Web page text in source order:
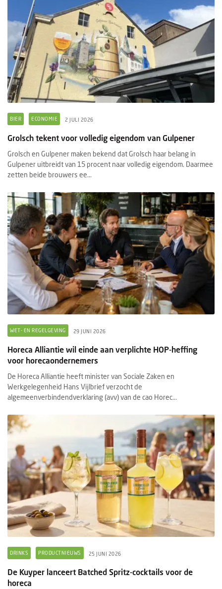
BIER ECONOMIE 2 JULI 2026
Grolsch tekent voor volledig eigendom van Gulpener
Grolsch en Gulpener maken bekend dat Grolsch haar belang in
Gulpener uitbreidt van 15 procent naar volledig eigendom. Daarmee
zetten beide brouwers ee...
WET- EN REGELGEVING 29 JUNI 2026
Horeca Alliantie wil einde aan verplichte HOP-heffing
voor horecaondernemers
De Horeca Alliantie heeft minister van Sociale Zaken en
Werkgelegenheid Hans Vijlbrief verzocht de
algemeenverbindendverklaring (avv) van de cao Horec...
DRINKS PRODUCTNIEUWS 25 JUNI 2026
De Kuyper lanceert Batched Spritz-cocktails voor de
horeca